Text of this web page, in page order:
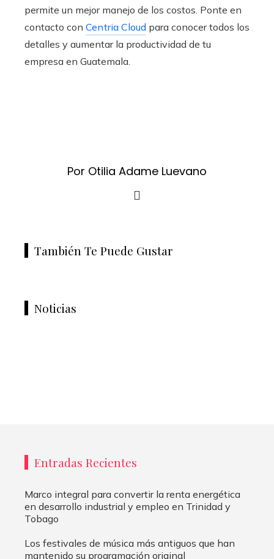
permite un mejor manejo de los costos. Ponte en
contacto con Centria Cloud para conocer todos los
detalles y aumentar la productividad de tu
empresa en Guatemala.
Por Otilia Adame Luevano
También Te Puede Gustar
Noticias
Entradas Recientes
Marco integral para convertir la renta energética
en desarrollo industrial y empleo en Trinidad y
Tobago
Los festivales de música más antiguos que han
mantenido su programación original